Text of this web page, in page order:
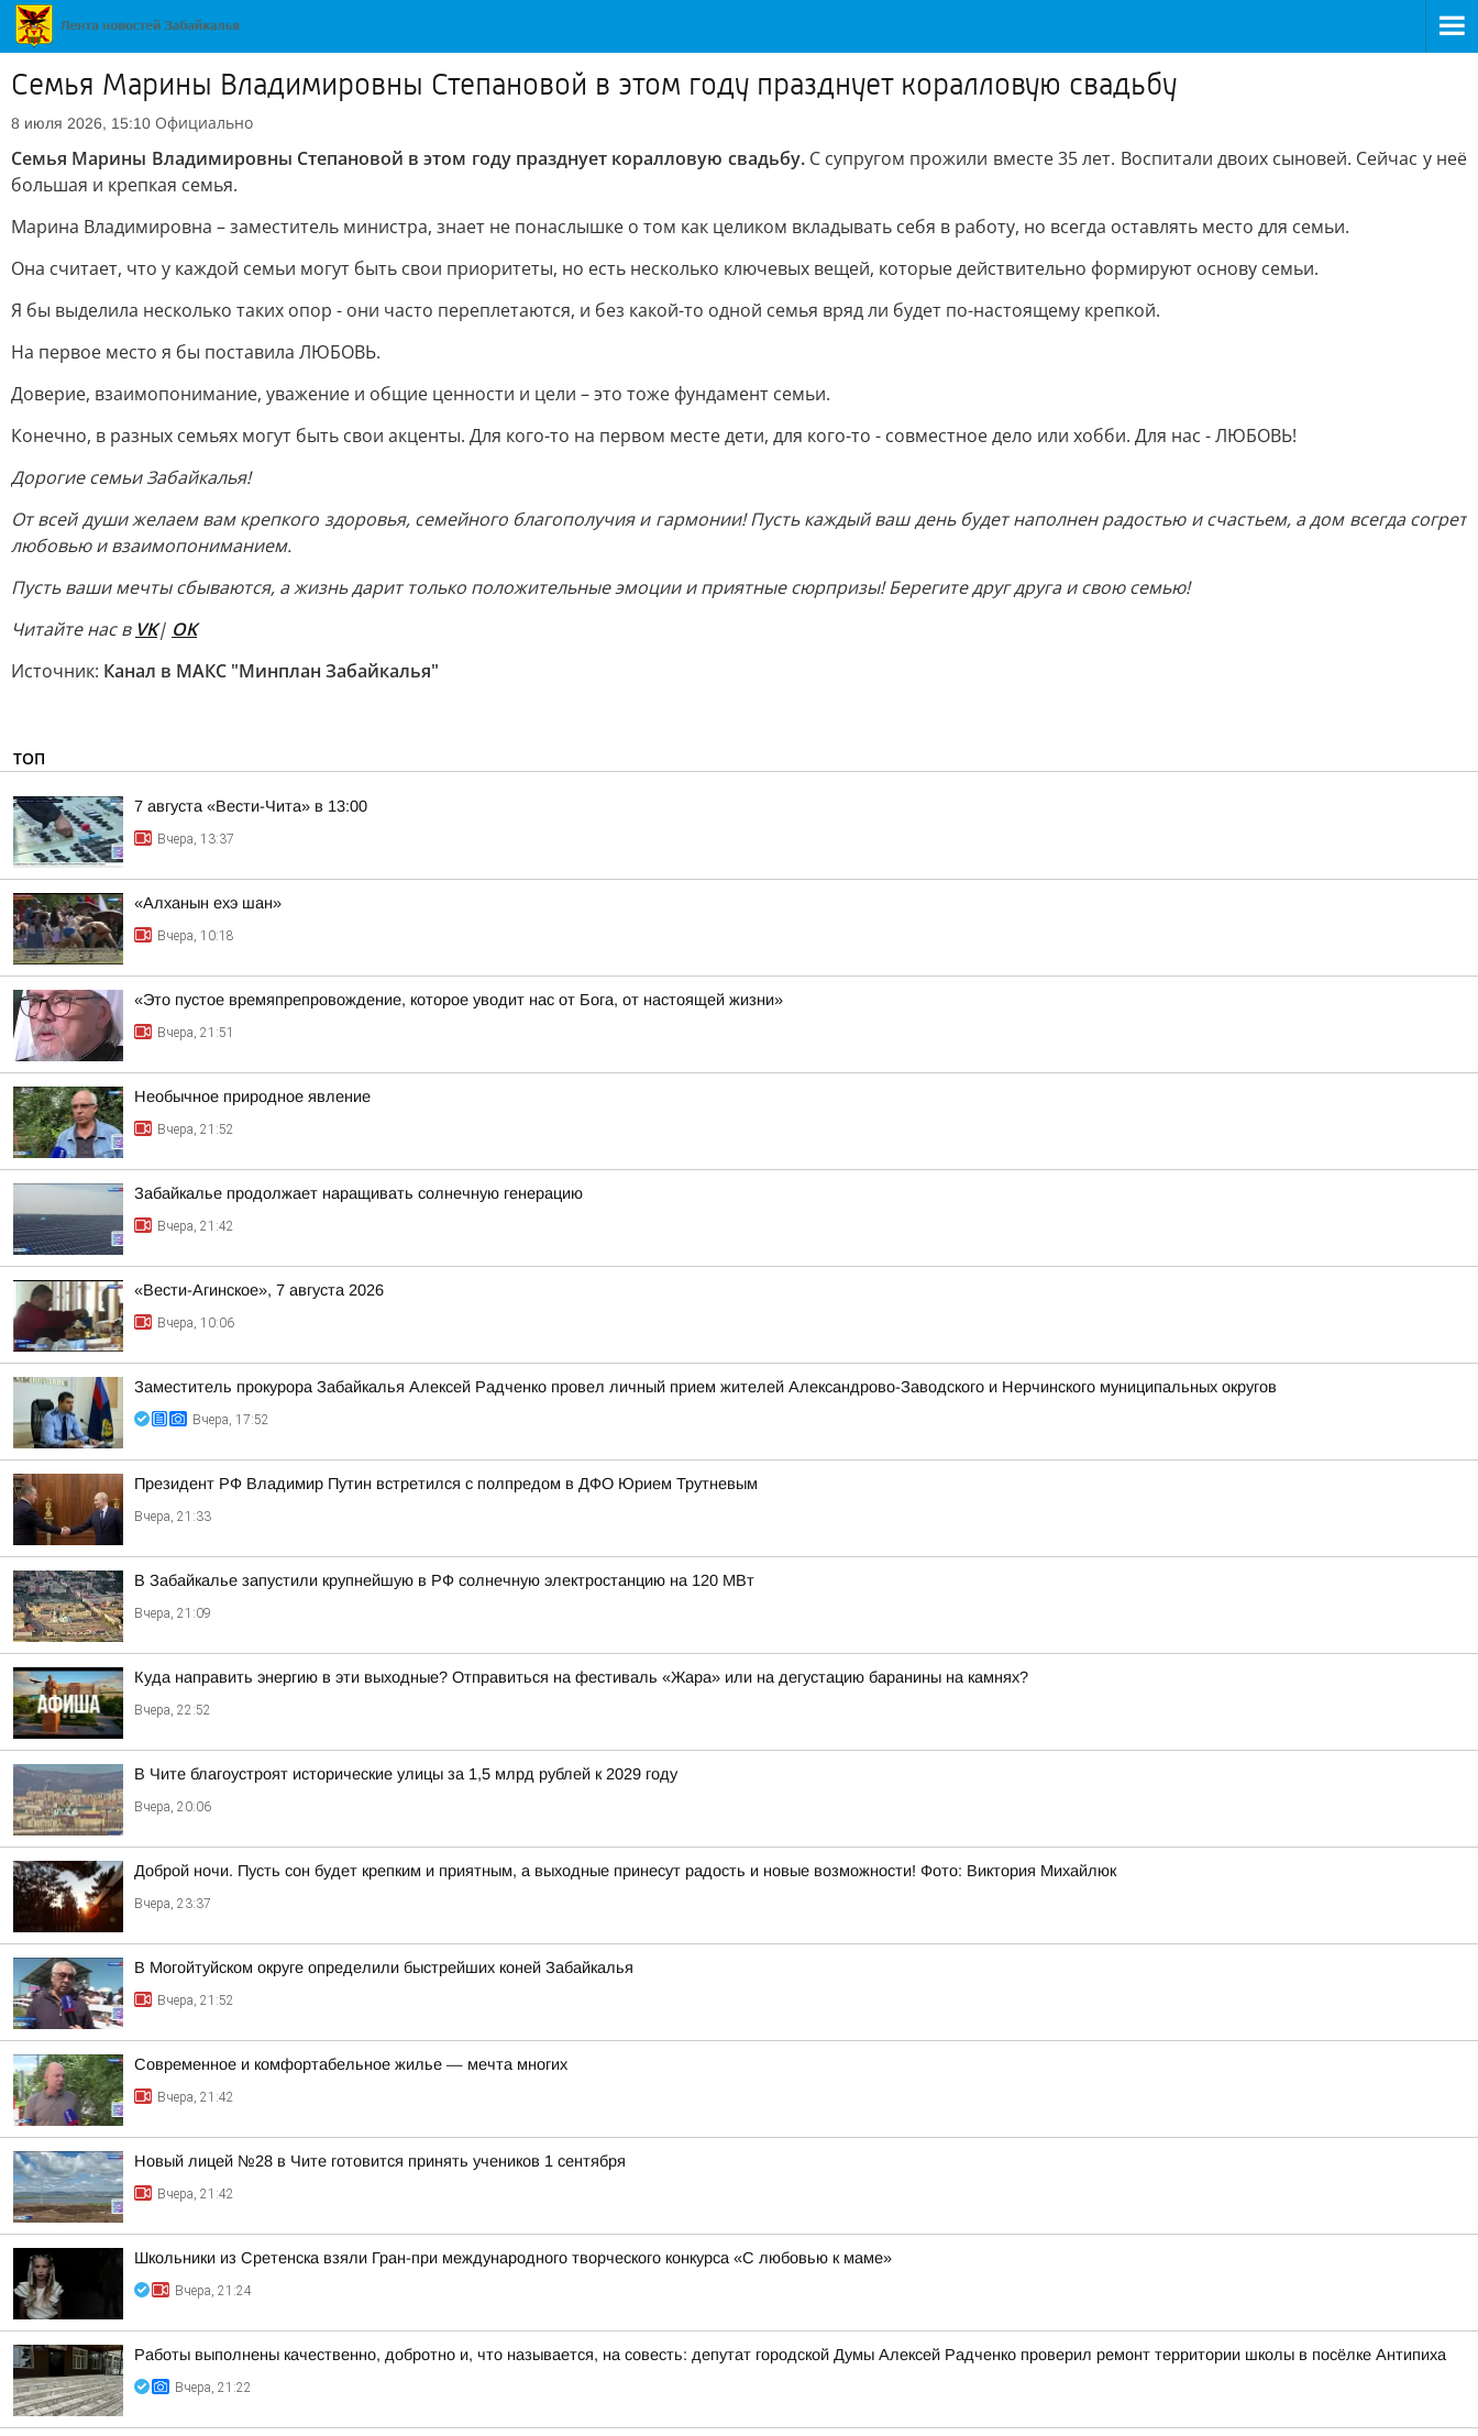
Семья Марины Владимировны Степановой в этом году празднует коралловую свадьбу
8 июля 2026, 15:10 Официально
Семья Марины Владимировны Степановой в этом году празднует коралловую свадьбу. С супругом прожили вместе 35 лет. Воспитали двоих сыновей. Сейчас у неё
большая и крепкая семья.
Марина Владимировна – заместитель министра, знает не понаслышке о том как целиком вкладывать себя в работу, но всегда оставлять место для семьи.
Она считает, что у каждой семьи могут быть свои приоритеты, но есть несколько ключевых вещей, которые действительно формируют основу семьи.
Я бы выделила несколько таких опор - они часто переплетаются, и без какой-то одной семья вряд ли будет по-настоящему крепкой.
На первое место я бы поставила ЛЮБОВЬ.
Доверие, взаимопонимание, уважение и общие ценности и цели – это тоже фундамент семьи.
Конечно, в разных семьях могут быть свои акценты. Для кого-то на первом месте дети, для кого-то - совместное дело или хобби. Для нас - ЛЮБОВЬ!
Дорогие семьи Забайкалья!
От всей души желаем вам крепкого здоровья, семейного благополучия и гармонии! Пусть каждый ваш день будет наполнен радостью и счастьем, а дом всегда согрет
любовью и взаимопониманием.
Пусть ваши мечты сбываются, а жизнь дарит только положительные эмоции и приятные сюрпризы! Берегите друг друга и свою семью!
Читайте нас в VK| OK
Источник: Канал в МАКС "Минплан Забайкалья"
ТОП
7 августа «Вести-Чита» в 13:00
Вчера, 13:37
«Алханын ехэ шан»
Вчера, 10:18
«Это пустое времяпрепровождение, которое уводит нас от Бога, от настоящей жизни»
Вчера, 21:51
Необычное природное явление
Вчера, 21:52
Забайкалье продолжает наращивать солнечную генерацию
Вчера, 21:42
«Вести-Агинское», 7 августа 2026
Вчера, 10:06
Заместитель прокурора Забайкалья Алексей Радченко провел личный прием жителей Александрово-Заводского и Нерчинского муниципальных округов
Вчера, 17:52
Президент РФ Владимир Путин встретился с полпредом в ДФО Юрием Трутневым
Вчера, 21:33
В Забайкалье запустили крупнейшую в РФ солнечную электростанцию на 120 МВт
Вчера, 21:09
Куда направить энергию в эти выходные? Отправиться на фестиваль «Жара» или на дегустацию баранины на камнях?
Вчера, 22:52
В Чите благоустроят исторические улицы за 1,5 млрд рублей к 2029 году
Вчера, 20:06
Доброй ночи. Пусть сон будет крепким и приятным, а выходные принесут радость и новые возможности! Фото: Виктория Михайлюк
Вчера, 23:37
В Могойтуйском округе определили быстрейших коней Забайкалья
Вчера, 21:52
Современное и комфортабельное жилье — мечта многих
Вчера, 21:42
Новый лицей №28 в Чите готовится принять учеников 1 сентября
Вчера, 21:42
Школьники из Сретенска взяли Гран-при международного творческого конкурса «С любовью к маме»
Вчера, 21:24
Работы выполнены качественно, добротно и, что называется, на совесть: депутат городской Думы Алексей Радченко проверил ремонт территории школы в посёлке Антипиха
Вчера, 21:22